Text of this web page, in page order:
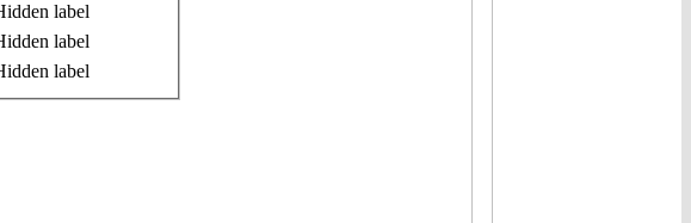
label
label
label